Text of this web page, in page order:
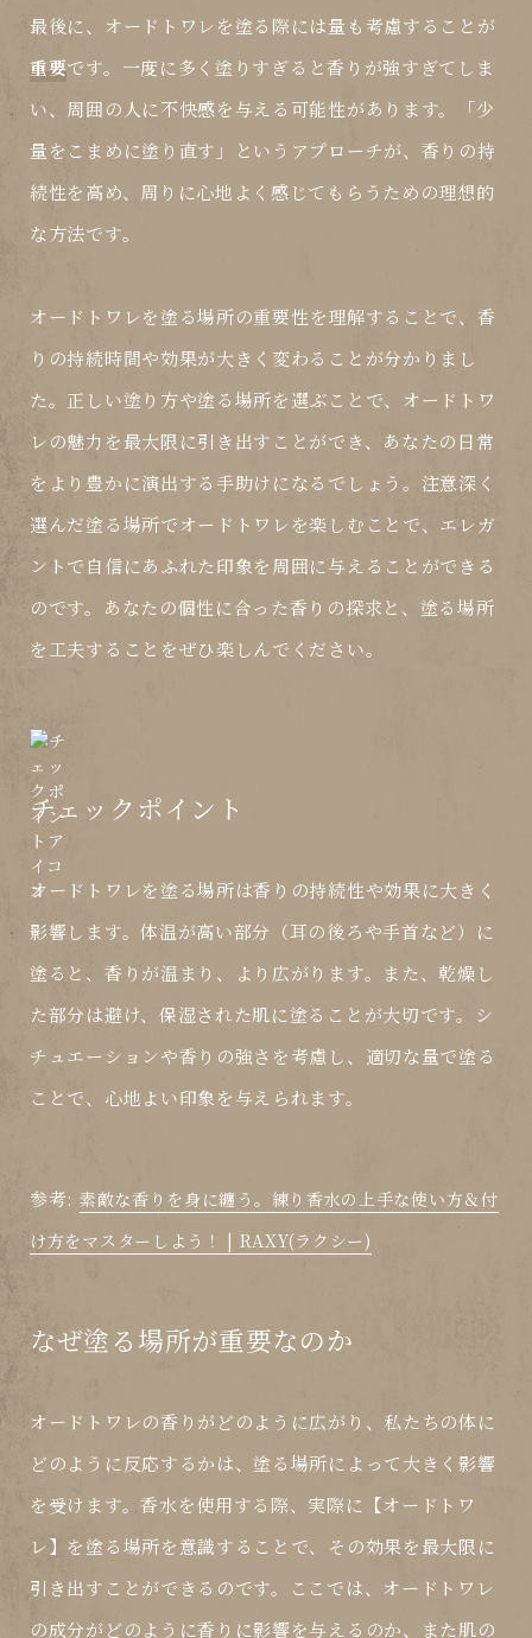
最後に、オードトワレを塗る際には量も考慮することが
重要です。一度に多く塗りすぎると香りが強すぎてしま
い、周囲の人に不快感を与える可能性があります。「少
量をこまめに塗り直す」というアプローチが、香りの持
続性を高め、周りに心地よく感じてもらうための理想的
な方法です。
オードトワレを塗る場所の重要性を理解することで、香
りの持続時間や効果が大きく変わることが分かりまし
た。正しい塗り方や塗る場所を選ぶことで、オードトワ
レの魅力を最大限に引き出すことができ、あなたの日常
をより豊かに演出する手助けになるでしょう。注意深く
選んだ塗る場所でオードトワレを楽しむことで、エレガ
ントで自信にあふれた印象を周囲に与えることができる
のです。あなたの個性に合った香りの探求と、塗る場所
を工夫することをぜひ楽しんでください。
チェックポイント
オードトワレを塗る場所は香りの持続性や効果に大きく
影響します。体温が高い部分（耳の後ろや手首など）に
塗ると、香りが温まり、より広がります。また、乾燥し
た部分は避け、保湿された肌に塗ることが大切です。シ
チュエーションや香りの強さを考慮し、適切な量で塗る
ことで、心地よい印象を与えられます。
参考: 素敵な香りを身に纏う。練り香水の上手な使い方＆付
け方をマスターしよう！ | RAXY(ラクシー)
なぜ塗る場所が重要なのか
オードトワレの香りがどのように広がり、私たちの体に
どのように反応するかは、塗る場所によって大きく影響
を受けます。香水を使用する際、実際に【オードトワ
レ】を塗る場所を意識することで、その効果を最大限に
引き出すことができるのです。ここでは、オードトワレ
の成分がどのように香りに影響を与えるのか、また肌の